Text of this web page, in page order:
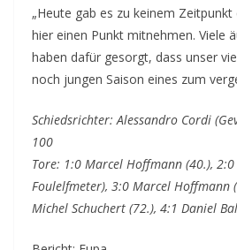
„Heute gab es zu keinem
hier einen Punkt mitnehmen. Viele
haben dafür gesorgt, dass unser
noch jungen Saison eines zum
Schiedsrichter: Alessandro Cordi
100
Tore: 1:0 Marcel Hoffmann (40.), 2:0
Foulelfmeter), 3:0 Marcel Hoffmann
Michel Schuchert (72.), 4:1 Daniel